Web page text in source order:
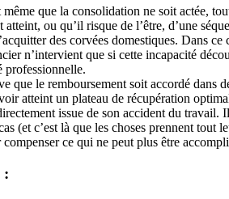
même que la consolidation ne soit actée,
ou qu’il risque de l’être, d’une
des corvées domestiques. Dans
n’intervient que si cette incapacité
professionnelle.
que le remboursement soit accordé dans
atteint un plateau de récupération
issue de son accident du travail.
(et c’est là que les choses prennent tout
ce qui ne peut plus être
: